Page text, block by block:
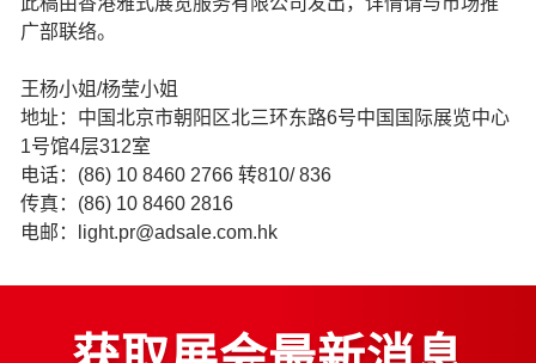
广部联络。
王杨小姐/杨莹小姐
地址：中国北京市朝阳区北三环东路6号中国国际展览中心
1号馆4层312室
电话：(86) 10 8460 2766 转810/ 836
传真：(86) 10 8460 2816
电邮：light.pr@adsale.com.hk